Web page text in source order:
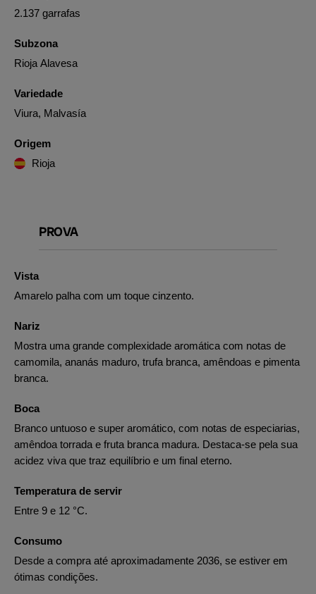
2.137 garrafas
Subzona
Rioja Alavesa
Variedade
Viura, Malvasía
Origem
Rioja
PROVA
Vista
Amarelo palha com um toque cinzento.
Nariz
Mostra uma grande complexidade aromática com notas de
camomila, ananás maduro, trufa branca, amêndoas e pimenta
branca.
Boca
Branco untuoso e super aromático, com notas de especiarias,
amêndoa torrada e fruta branca madura. Destaca-se pela sua
acidez viva que traz equilíbrio e um final eterno.
Temperatura de servir
Entre 9 e 12 °C.
Consumo
Desde a compra até aproximadamente 2036, se estiver em
ótimas condições.